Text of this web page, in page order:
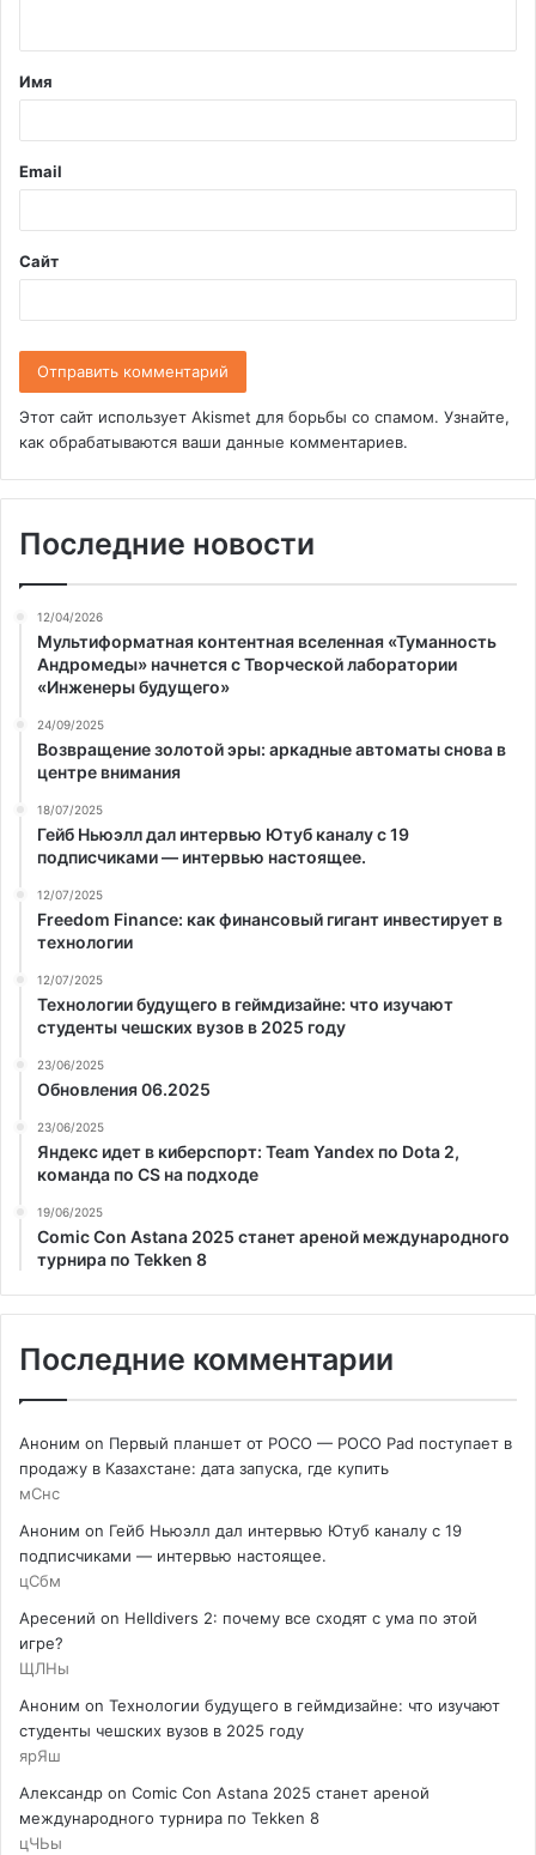
т
а
й
*
Имя
Email
Сайт
Этот сайт использует Akismet для борьбы со спамом. Узнайте,
как обрабатываются ваши данные комментариев.
Последние новости
12/04/2026
Мультиформатная контентная вселенная «Туманность
Андромеды» начнется с Творческой лаборатории
«Инженеры будущего»
24/09/2025
Возвращение золотой эры: аркадные автоматы снова в
центре внимания
18/07/2025
Гейб Ньюэлл дал интервью Ютуб каналу с 19
подписчиками — интервью настоящее.
12/07/2025
Freedom Finance: как финансовый гигант инвестирует в
технологии
12/07/2025
Технологии будущего в геймдизайне: что изучают
студенты чешских вузов в 2025 году
23/06/2025
Обновления 06.2025
23/06/2025
Яндекс идет в киберспорт: Team Yandex по Dota 2,
команда по CS на подходе
19/06/2025
Comic Con Astana 2025 станет ареной международного
турнира по Tekken 8
Последние комментарии
Аноним on Первый планшет от POCO — POCO Pad поступает в
продажу в Казахстане: дата запуска, где купить
мСнс
Аноним on Гейб Ньюэлл дал интервью Ютуб каналу с 19
подписчиками — интервью настоящее.
цСбм
Аресений on Helldivers 2: почему все сходят с ума по этой
игре?
ЩЛНы
Аноним on Технологии будущего в геймдизайне: что изучают
студенты чешских вузов в 2025 году
ярЯш
Александр on Comic Con Astana 2025 станет ареной
международного турнира по Tekken 8
цЧЬы